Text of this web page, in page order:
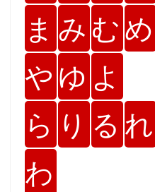
ま み むめ
や ゆ よ
ら り る れ
わ